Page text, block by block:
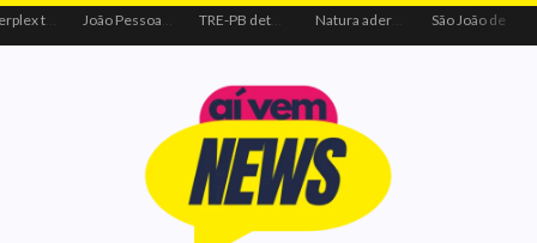
Centerplex traz o combo mais aguardado dos oceanos para estreia de Moana TRE-PB determina remoção de vídeo de Cícero por uso indevido de programa público Natura adere à coalizão do Código de Defesa e Inclusão do Consumidor Negro